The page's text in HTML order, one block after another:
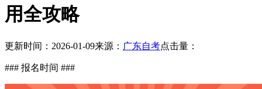
用全攻略
更新时间：2026-01-09来源： 广东自考点击量：
### 报名时间 ###